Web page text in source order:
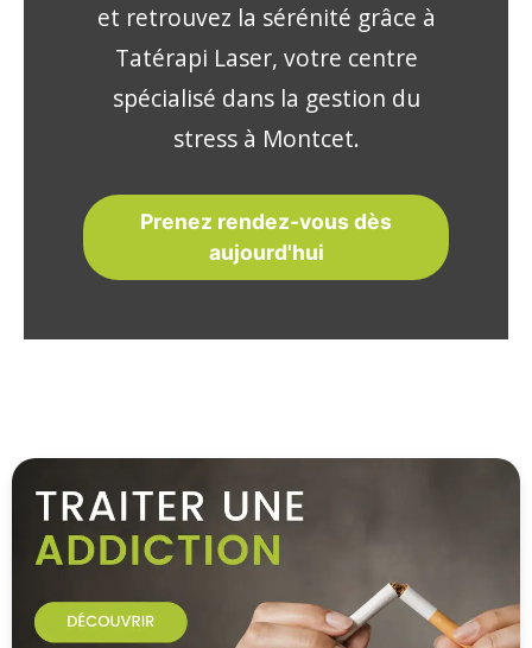
et retrouvez la sérénité grâce à
Tatérapi Laser, votre centre
spécialisé dans la gestion du
stress à Montcet.
Prenez rendez-vous dès
aujourd'hui